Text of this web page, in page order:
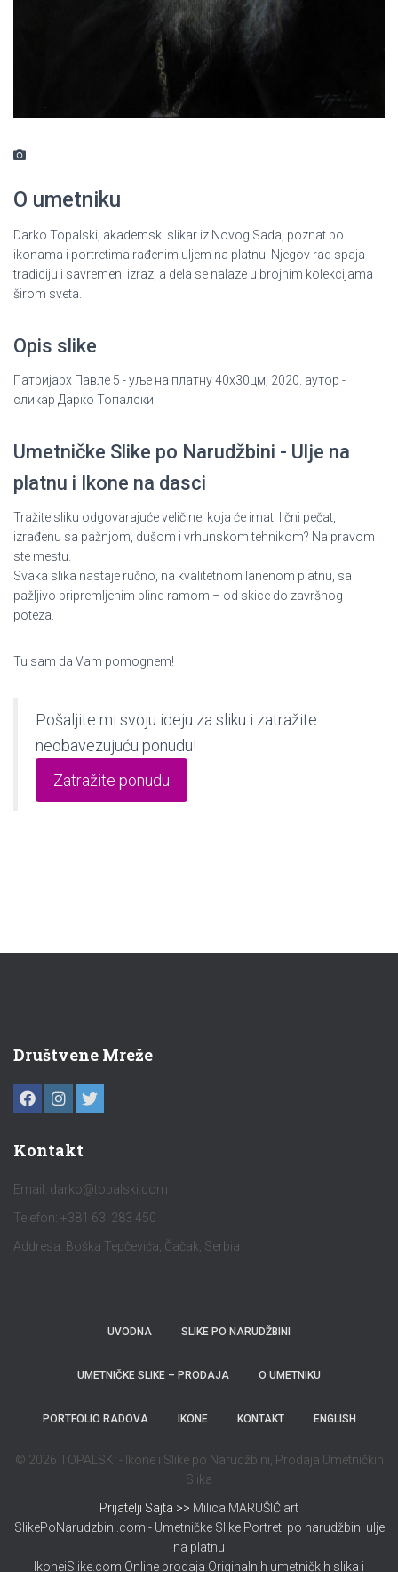
O umetniku
Darko Topalski, akademski slikar iz Novog Sada, poznat po
ikonama i portretima rađenim uljem na platnu. Njegov rad spaja
tradiciju i savremeni izraz, a dela se nalaze u brojnim kolekcijama
širom sveta.
Opis slike
Патријарх Павле 5 - уље на платну 40x30цм, 2020. аутор -
сликар Дарко Топалски
Umetničke Slike po Narudžbini - Ulje na
platnu i Ikone na dasci
Tražite sliku odgovarajuće veličine, koja će imati lični pečat,
izrađenu sa pažnjom, dušom i vrhunskom tehnikom? Na pravom
ste mestu.
Svaka slika nastaje ručno, na kvalitetnom lanenom platnu, sa
pažljivo pripremljenim blind ramom – od skice do završnog
poteza.
Tu sam da Vam pomognem!
Pošaljite mi svoju ideju za sliku i zatražite
neobavezujuću ponudu!
Zatražite ponudu
Društvene Mreže
Kontakt
Email: darko@topalski.com
Telefon: +381 63 283 450
Addresa: Boška Tepčevića, Čačak, Serbia
UVODNA SLIKE PO NARUDŽBINI
UMETNIČKE SLIKE – PRODAJA O UMETNIKU
PORTFOLIO RADOVA IKONE KONTAKT ENGLISH
© 2026 TOPALSKI - Ikone i Slike po Narudžbini, Prodaja Umetničkih
Slika
Prijatelji Sajta >> Milica MARUŠIĆ art
SlikePoNarudzbini.com - Umetničke Slike Portreti po narudžbini ulje
na platnu
IkoneiSlike.com Online prodaja Originalnih umetničkih slika i